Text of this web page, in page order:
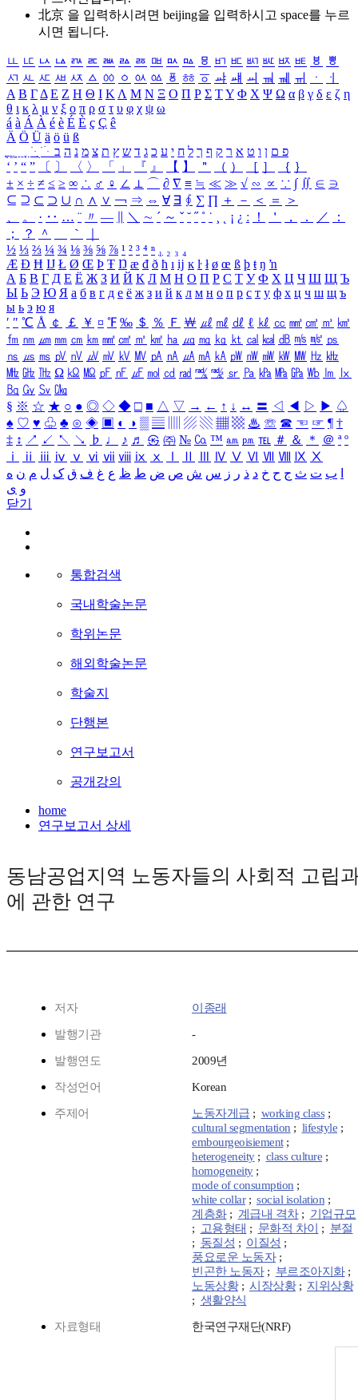
北京 을 입력하시려면 beijing을 입력하시고 space를 누르
시면 됩니다.
ㅥ ㅦ ㅧ ㅨ ㅩ ㅪ ㅫ ㅬ ㅭ ㅮ ㅯ ㅰ ㅱ ㅲ ㅳ ㅴ ㅵ ㅶ ㅷ ㅸ
ㅹ
ㅺ ㅻ ㅼ ㅽ ㅾ ㅿ ㆀ ㆁ ㆂ ㆃ ㆄ ㆅ ㆆ ㆇ ㆈ ㆉ ㆊ ㆋ ㆌ ㆍ
ㆎ
Α Β ΓΔ Ε Ζ Η Θ Ι ΚΛ Μ Ν Ξ Ο Π Ρ Σ ΤΥ Φ Χ Ψ Ω α β γ δ ε ζ η
θ ι κ λ μ ν ξ ο π ρ σ τ υ φ χ ψ ω
á à Á À é è É È ç Ç ê
Ä Ö Ü ä ö ü ß
ִֶֹ ֻּ ׁׂ פ ם ן ו ט א ר ק ף ך ל ח י ע כ ג ד ש ץ ת צ מ נ ה ב
‘ ’ “ ” 〔 〕 〈 〉 「 」 『 』 【 】 ＂ （ ） ［ ］ ｛ ｝
± × ÷ ≠ ≤ ≥ ∞ ∴ ♂ ♀ ∠ ⊥ ⌒ ∂ ∇ ≡ ≒ ≪ ≫ √ ∽ ∝ ∵ ∫ ∬ ∈ ∋
⊆ ⊇ ⊂ ⊃ ∪ ∩ ∧ ∨ ￢ ⇒ ⇔ ∀ ∃ ∮ ∑ ∏ ＋ － ＜ ＝
＞
、
。 · ‥ … ¨ 〃 ― ＼ ∼ ´ ～ ˇ ˘ ˝ ˚ ˙ ¸ ¡ ¿ ː ！ ＇ ， ． ／
：
；
？ ＾ ｀
½ ⅓ ⅔ ¼ ¾ ⅛ ⅜ ⅝ ⅞ ¹ ² ³ ⁴ ⁿ ₁ ₂ ₃ ₄
Æ Ð Ħ Ĳ Ł Ø Œ Þ Ŧ Ŋ æ đ ð ħ ı ĳ ĸ ŀ ł ø œ ß þ ŧ ŋ ŉ
А Б В Г Д Е Ё Ж З И Й К Л М Н О П Р С Т У Ф Х Ц Ч Ш Щ Ъ
Ы Ь Э Ю Я а б в г д е ё ж з и й к л м н о п р с т у ф х ц ч ш щ ъ
ы ь э ю я
′ ″ ℃ Å ￠ ￡ ￥ ¤ ℉ ‰ ＄ ％ Ｆ ￦ ㎕ ㎖ ㎗ ℓ ㎘ ㏄ ㎣ ㎤ ㎥ ㎦
㎙ ㎚ ㎛ ㎜ ㎝ ㎞ ㎟ ㎠ ㎡ ㎢ ㏊ ㎍ ㎎ ㎏ ㏏ ㎈ ㎉ ㏈ ㎧ ㎨ ㎰
㎱ ㎲ ㎳ ㎴ ㎵ ㎶ ㎷ ㎸ ㎹ ㎀ ㎁ ㎂ ㎃ ㎄ ㎺ ㎻ ㎽ ㎾ ㎿ ㎐ ㎑
㎒ ㎓ ㎔ Ω ㏀ ㏁ ㎊ ㎋ ㎌ ㏖ ㏅ ㎭ ㎮ ㎯ ㏛ ㎩ ㎪ ㎫ ㎬ ㏝ ㏐
㏓
㏃ ㏉ ㏜ ㏆
§ ※ ☆ ★ ○ ● ◎ ◇ ◆ □ ■ △ ▽ → ← ↑ ↓ ↔ 〓 ◁ ◀ ▷ ▶ ♤
♠ ♡ ♥ ♧ ♣ ⊙ ◈ ▣ ◐ ◑ ▒ ▤ ▨ ▧ ▦ ▩ ♨ ☏ ☎ ☜ ☞ ¶ †
‡ ↕ ↗ ↙ ↖ ↘ ♭ ♩ ♪ ♬ ㉿ ㈜ № ㏇ ™ ㏂ ㏘ ℡ ＃ ＆ ＊ ＠ ª º
ⅰ
ⅱ ⅲ ⅳ ⅴ ⅵ ⅶ ⅷ ⅸ ⅹ Ⅳ Ⅴ Ⅵ Ⅶ Ⅷ Ⅸ Ⅹ
ب ت ث ج ح خ د ذ ر ز س ش ص ض ط ظ ع غ ف ق ک ل م ن ه
و ی
닫기
통합검색
국내학술논문
학위논문
해외학술논문
학술지
단행본
연구보고서
공개강의
home
연구보고서 상세
동남공업지역 노동자들의 사회적 고립
에 관한 연구
저자 이종래
발행기관 -
발행연도 2009년
작성언어 Korean
주제어 노동자게급 ; working class;
cultural segmentation ; lifestyle ;
embourgeoisiement;
heterogeneity; class culture ;
homogeneity;
mode of consumption ;
white collar; social isolation ;
계층화; 계급내 격차; 기업규모
; 고용형태 ; 문화적 차이 ; 분절
; 동질성 ; 이질성 ;
풍요로운 노동자;
빈곤한 노동자; 부르조아지화;
노동상황; 시장상황; 지위상황
; 생활양식
자료형태 한국연구재단(NRF)